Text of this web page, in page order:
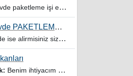
işi ev hanımıyım iki çocuğum var yardımcı olursanız sevinirim
Güvenilir evde PAKETLEME işi Kadınlar Kulübü
alirmisiniz sizinle çalışmak istiyorum
Benim ihtiyacım var